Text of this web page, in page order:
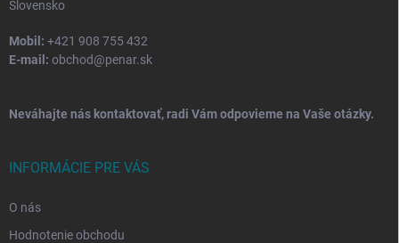
Slovensko
Mobil: +421 908 755 432
E-mail: obchod@penar.sk
Neváhajte nás kontaktovať, radi Vám odpovieme na Vaše otázky.
INFORMÁCIE PRE VÁS
O nás
Hodnotenie obchodu